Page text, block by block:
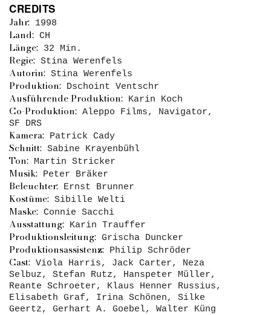
CREDITS
Jahr: 1998
Land: CH
Länge: 32 Min.
Regie: Stina Werenfels
Autorin: Stina Werenfels
Produktion: Dschoint Ventschr
Ausführende Produktion: Karin Koch
Co-Produktion: Aleppo Films, Navigator,
SF DRS
Kamera: Patrick Cady
Schnitt: Sabine Krayenbühl
Ton: Martin Stricker
Musik: Peter Bräker
Beleuchter: Ernst Brunner
Kostüme: Sibille Welti
Maske: Connie Sacchi
Ausstattung: Karin Trauffer
Produktionsleitung: Grischa Duncker
Produktionsassistenz: Philip Schröder
Cast: Viola Harris, Jack Carter, Neza
Selbuz, Stefan Rutz, Hanspeter Müller,
Reante Schroeter, Klaus Henner Russius,
Elisabeth Graf, Irina Schönen, Silke
Geertz, Gerhart A. Goebel, Walter Küng